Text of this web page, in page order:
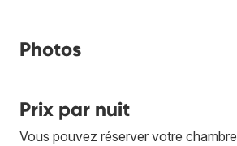
Photos
Prix par nuit
Vous pouvez réserver votre